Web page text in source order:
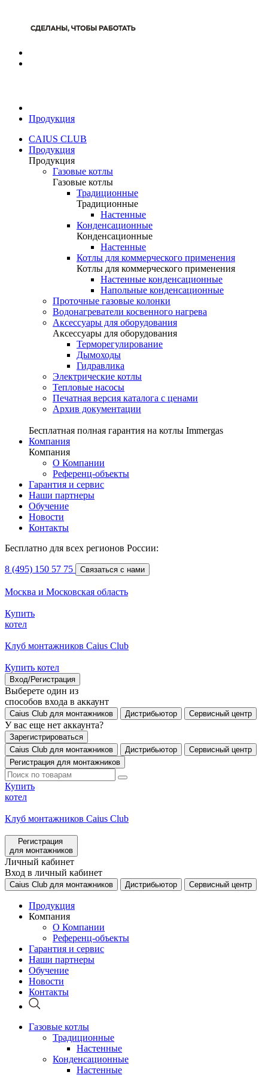
Продукция
CAIUS CLUB
Продукция
Продукция
Газовые котлы
Газовые котлы
Традиционные
Традиционные
Настенные
Конденсационные
Конденсационные
Настенные
Котлы для коммерческого применения
Котлы для коммерческого применения
Настенные конденсационные
Напольные конденсационные
Проточные газовые колонки
Водонагреватели косвенного нагрева
Аксессуары для оборудования
Аксессуары для оборудования
Терморегулирование
Дымоходы
Гидравлика
Электрические котлы
Тепловые насосы
Печатная версия каталога с ценами
Архив документации
Бесплатная полная гарантия на котлы Immergas
Компания
Компания
О Компании
Референц-объекты
Гарантия и сервис
Наши партнеры
Обучение
Новости
Контакты
Бесплатно для всех регионов России:
8 (495) 150 57 75 Связаться с нами
Москва и Московская область
Купить
котел
Клуб монтажников Caius Club
Купить котел
Вход/Регистрация
Выберете один из
способов входа в аккаунт
Caius Club для монтажников Дистрибьютор Сервисный центр
У вас еще нет аккаунта?
Зарегистрироваться
Caius Club для монтажников
Дистрибьютор
Сервисный центр
Регистрация для монтажников
Купить
котел
Клуб монтажников Caius Club
Регистрация
для монтажников
Личный кабинет
Вход в личный кабинет
Caius Club для монтажников Дистрибьютор Сервисный центр
Продукция
Компания
О Компании
Референц-объекты
Гарантия и сервис
Наши партнеры
Обучение
Новости
Контакты
Газовые котлы
Традиционные
Настенные
Конденсационные
Настенные